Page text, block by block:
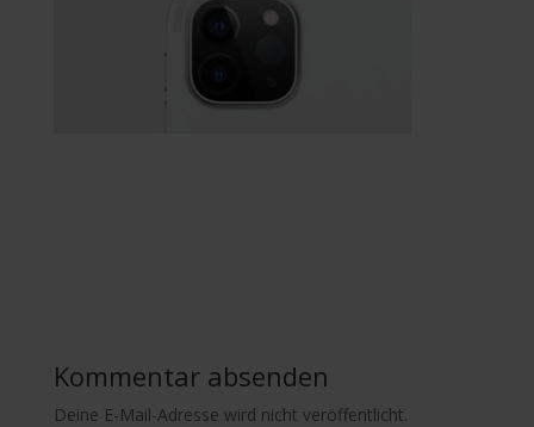
Kommentar absenden
Deine E-Mail-Adresse wird nicht veröffentlicht.